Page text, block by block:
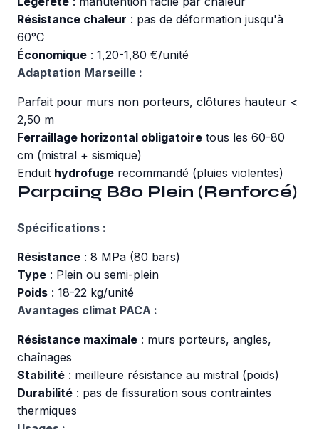
Résistance chaleur : pas de déformation jusqu'à
60°C
Économique : 1,20-1,80 €/unité
Adaptation Marseille :
Parfait pour murs non porteurs, clôtures hauteur <
2,50 m
Ferraillage horizontal obligatoire tous les 60-80
cm (mistral + sismique)
Enduit hydrofuge recommandé (pluies violentes)
Parpaing B80 Plein (Renforcé)
Spécifications :
Résistance : 8 MPa (80 bars)
Type : Plein ou semi-plein
Poids : 18-22 kg/unité
Avantages climat PACA :
Résistance maximale : murs porteurs, angles,
chaînages
Stabilité : meilleure résistance au mistral (poids)
Durabilité : pas de fissuration sous contraintes
thermiques